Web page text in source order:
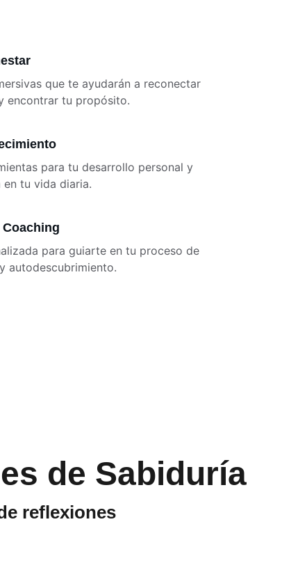
para tu desarrollo personal y
tu vida diaria.
para guiarte en tu proceso de
autodescubrimiento.
que te ayudarán a reconectar
encontrar tu propósito.
de Sabiduría
reflexiones